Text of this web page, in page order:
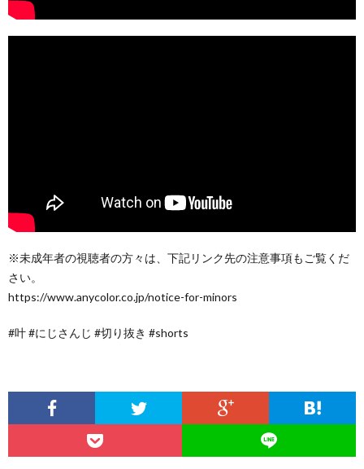
※未成年者の視聴者の方々は、下記リンク先の注意事項もご覧くだ
さい。
https://www.anycolor.co.jp/notice-for-minors
#叶 #にじさんじ #切り抜き #shorts